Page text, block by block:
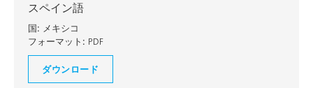
スペイン語
国: メキシコ
フォーマット: PDF
ダウンロード